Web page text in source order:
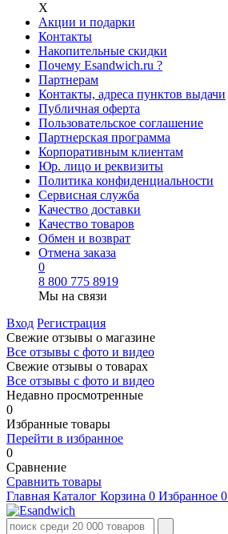
Х
Акции и подарки
Контакты
Накопительные скидки
Почему Esandwich.ru ?
Партнерам
Контакты, адреса пунктов выдачи
Публичная оферта
Пользовательское соглашение
Партнерская программа
Корпоративным клиентам
Юр. лицо и реквизиты
Политика конфиденциальности
Сервисная служба
Качество доставки
Качество товаров
Обмен и возврат
Отмена заказа
0
8 800 775 8919
Мы на связи
Вход Регистрация
Свежие отзывы о магазине
Все отзывы с фото и видео
Свежие отзывы о товарах
Все отзывы c фото и видео
Недавно просмотренные
0
Избранные товары
Перейти в избранное
0
Сравнение
Сравнить товары
Главная Каталог Корзина 0 Избранное 0